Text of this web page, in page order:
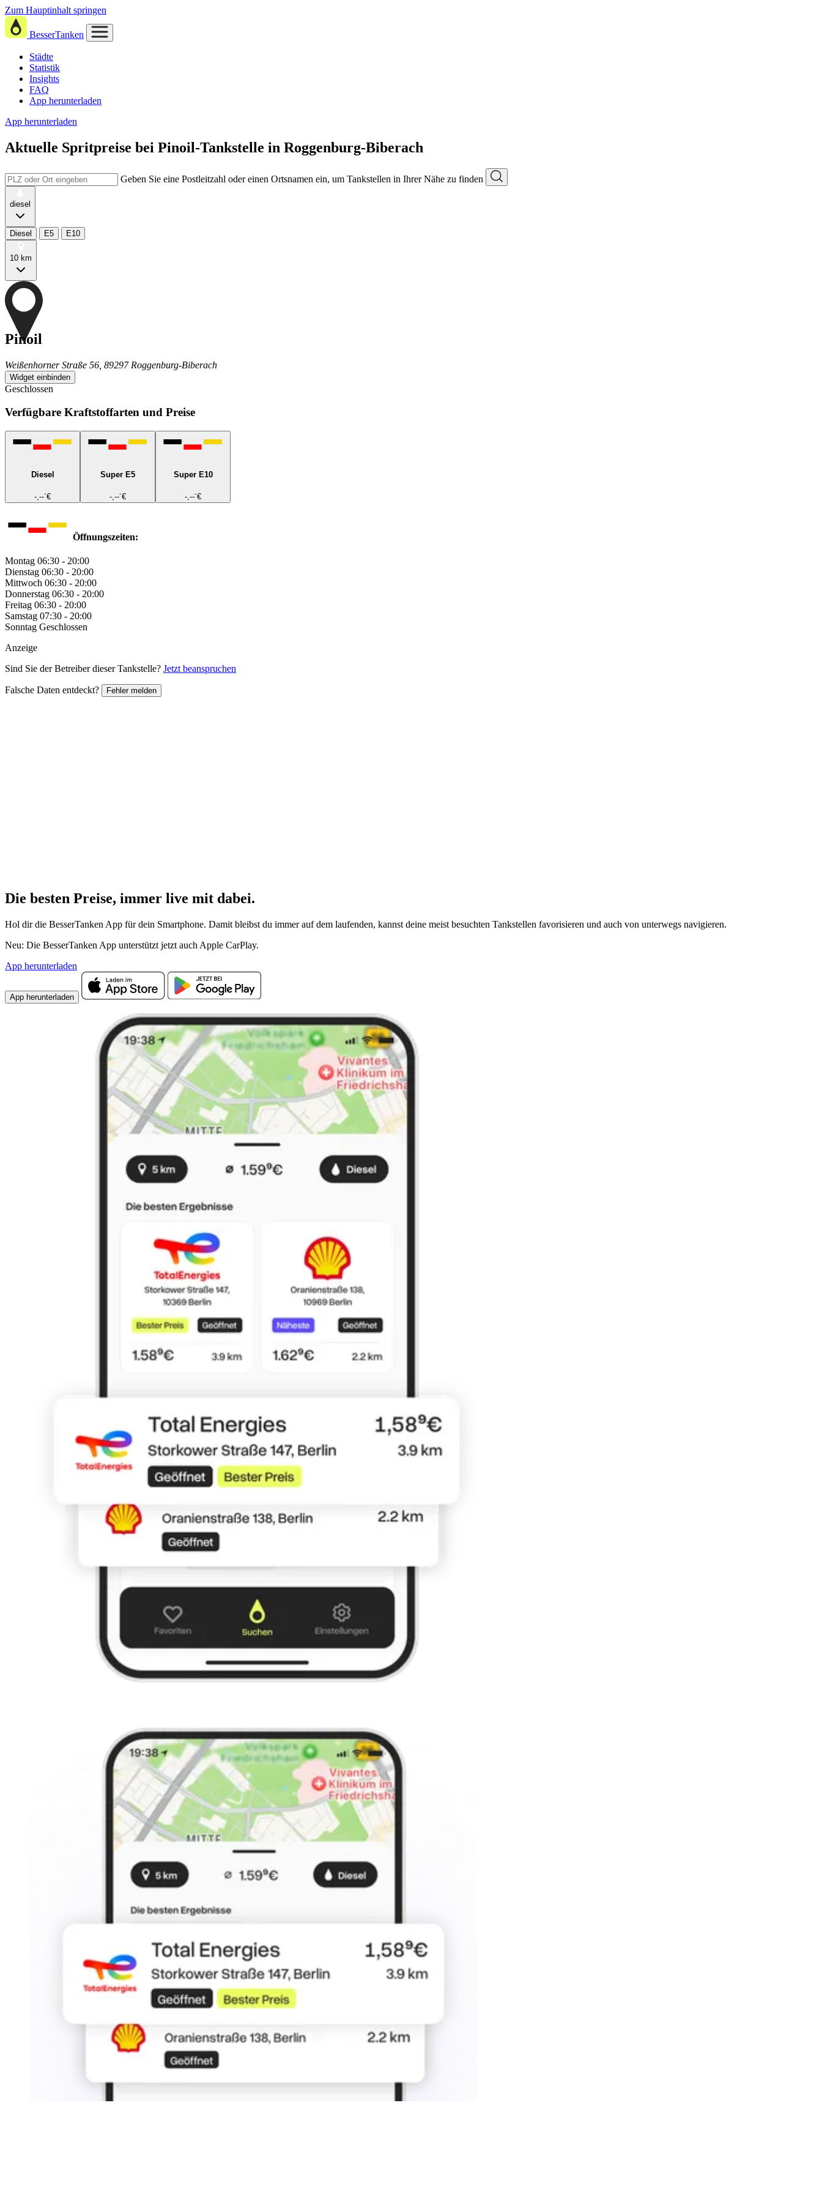
Zum Hauptinhalt springen
BesserTanken
Städte
Statistik
Insights
FAQ
App herunterladen
App herunterladen
Aktuelle Spritpreise bei Pinoil-Tankstelle in Roggenburg-Biberach
Geben Sie eine Postleitzahl oder einen Ortsnamen ein, um Tankstellen in Ihrer Nähe zu finden
diesel
Diesel E5 E10
10 km
Pinoil
Weißenhorner Straße 56, 89297 Roggenburg-Biberach
Widget einbinden
Geschlossen
Verfügbare Kraftstoffarten und Preise
Diesel
-,---€
Super E5
-,---€
Super E10
-,---€
Öffnungszeiten:
Montag 06:30 - 20:00
Dienstag 06:30 - 20:00
Mittwoch 06:30 - 20:00
Donnerstag 06:30 - 20:00
Freitag 06:30 - 20:00
Samstag 07:30 - 20:00
Sonntag Geschlossen
Anzeige
Sind Sie der Betreiber dieser Tankstelle? Jetzt beanspruchen
Falsche Daten entdeckt? Fehler melden
Die besten Preise, immer live mit dabei.
Hol dir die BesserTanken App für dein Smartphone. Damit bleibst du immer auf dem laufenden, kannst deine meist besuchten Tankstellen favorisieren und auch von unterwegs navigieren.
Neu: Die BesserTanken App unterstützt jetzt auch Apple CarPlay.
App herunterladen
App herunterladen